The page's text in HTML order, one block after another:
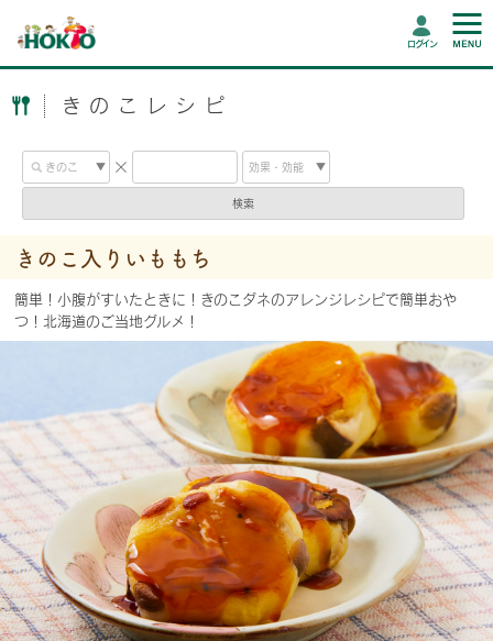
ログイン
きのこレシピ
検索
きのこ入りいももち
簡単！小腹がすいたときに！きのこダネのアレンジレシピで簡単おや
つ！北海道のご当地グルメ！